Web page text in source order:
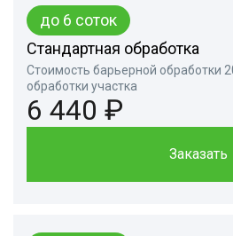
до 6 соток
Стандартная обработка
Стоимость барьерной обработки
обработки участка
6 440 ₽
Заказать